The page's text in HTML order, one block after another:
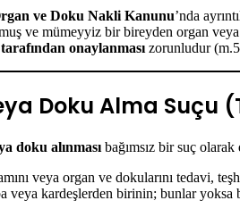
ve Doku Nakli Kanunu’nda
ve mümeyyiz bir bireyden organ
onaylanması zorunludur
Doku Alma Suçu
doku alınması bağımsız bir suç
veya organ ve dokularını tedavi,
veya kardeşlerden birinin; bunlar yoksa